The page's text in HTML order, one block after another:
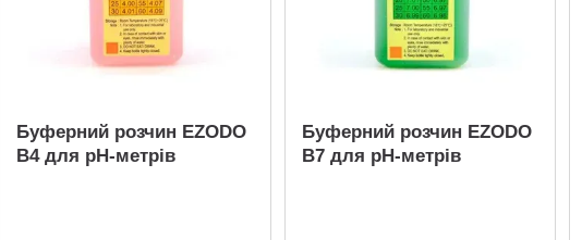
Буферний розчин EZODO
B4 для рН-метрів
Буферний розчин EZODO
B7 для рН-метрів